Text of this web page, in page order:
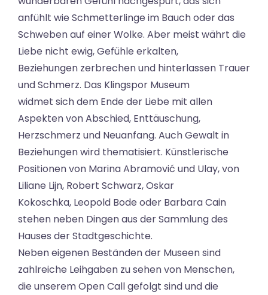
anfühlt wie Schmetterlinge im Bauch oder das
Schweben auf einer Wolke. Aber meist währt die
Liebe nicht ewig, Gefühle erkalten,
Beziehungen zerbrechen und hinterlassen Trauer
und Schmerz. Das Klingspor Museum
widmet sich dem Ende der Liebe mit allen
Aspekten von Abschied, Enttäuschung,
Herzschmerz und Neuanfang. Auch Gewalt in
Beziehungen wird thematisiert. Künstlerische
Positionen von Marina Abramović und Ulay, von
Liliane Lijn, Robert Schwarz, Oskar
Kokoschka, Leopold Bode oder Barbara Cain
stehen neben Dingen aus der Sammlung des
Hauses der Stadtgeschichte.
Neben eigenen Beständen der Museen sind
zahlreiche Leihgaben zu sehen von Menschen,
die unserem Open Call gefolgt sind und die